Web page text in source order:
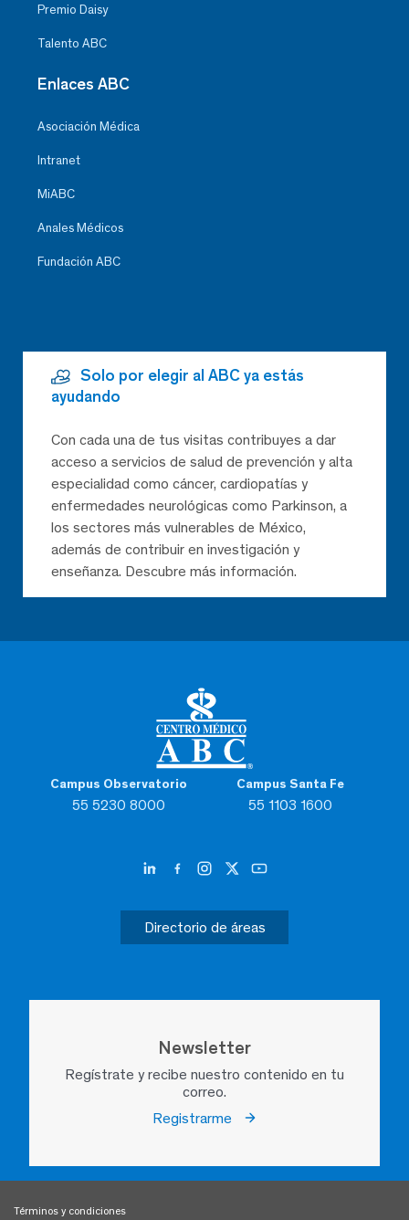
Campus Observatorio
55 5230 8000
Campus Santa Fe
55 1103 1600
Directorio de áreas
Newsletter
Regístrate y recibe nuestro contenido en tu
correo.
Registrarme
Premio Daisy
Talento ABC
Enlaces ABC
Asociación Médica
Intranet
MiABC
Anales Médicos
Fundación ABC
Solo por elegir al ABC ya estás
ayudando
Con cada una de tus visitas contribuyes a dar
acceso a servicios de salud de prevención y alta
especialidad como cáncer, cardiopatías y
enfermedades neurológicas como Parkinson, a
los sectores más vulnerables de México,
además de contribuir en investigación y
enseñanza. Descubre más información.
Términos y condiciones